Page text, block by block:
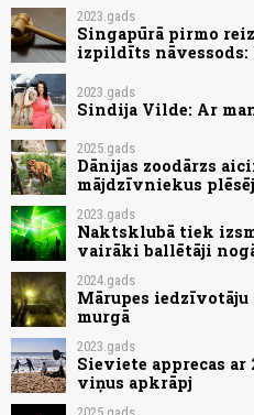
2023.gads
Singapūrā pirmo
izpildīts nāvessods:
2023.gads
Sindija Vilde: Ar
2025.gads
Dānijas zoodārzs
mājdzīvniekus
2023.gads
Naktsklubā tiek
vairāki ballētāji
2024.gads
Mārupes iedzīvotāju
murgā
2023.gads
Sieviete apprecas
viņus apkrāpj